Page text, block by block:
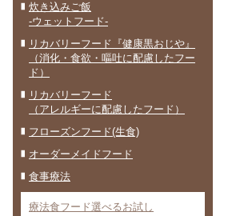
炊き込みご飯
-ウェットフード-
リカバリーフード『健康黒おじや』
（消化・食欲・嘔吐に配慮したフー
ド）
リカバリーフード
（アレルギーに配慮したフード）
フローズンフード(生食)
オーダーメイドフード
食事療法
療法食フード選べるお試し